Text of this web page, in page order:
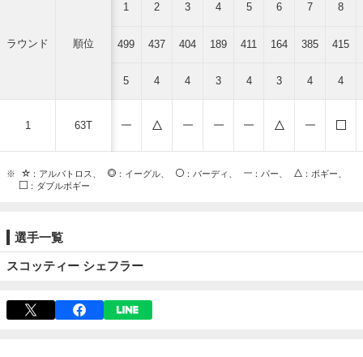
ラウンド 順位
1 63T
1 2 3 4 5 6 7 8
499 437 404 189 411 164 385 415
5 4 4 3 4 3 4 4
※ ：アルバトロス、 ：イーグル、 ：バーディ、 ：パー、
：ボギー、
：ダブルボギー
選手一覧
スコッティー シェフラー